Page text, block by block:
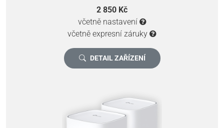
2 850 Kč
včetně nastavení
včetně expresní záruky
DETAIL ZAŘÍZENÍ